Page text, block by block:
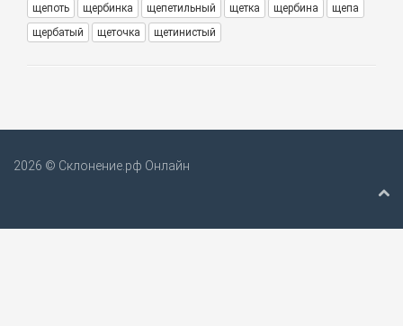
щепоть
щербинка щепетильный щетка щербина
щепа
щербатый
щеточка щетинистый
2026 © Склонение.рф Онлайн